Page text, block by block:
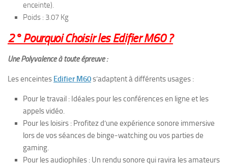
enceinte).
Poids : 3.07 Kg
2° Pourquoi Choisir les Edifier M60 ?
Une Polyvalence à toute épreuve :
Les enceintes Edifier M60s’adaptent à différents usages :
Pour le travail : Idéales pour les conférences en ligne et les
appels vidéo.
Pour les loisirs : Profitez d’une expérience sonore immersive
lors de vos séances de binge-watching ou vos parties de
gaming.
Pour les audiophiles : Un rendu sonore qui ravira les amateurs